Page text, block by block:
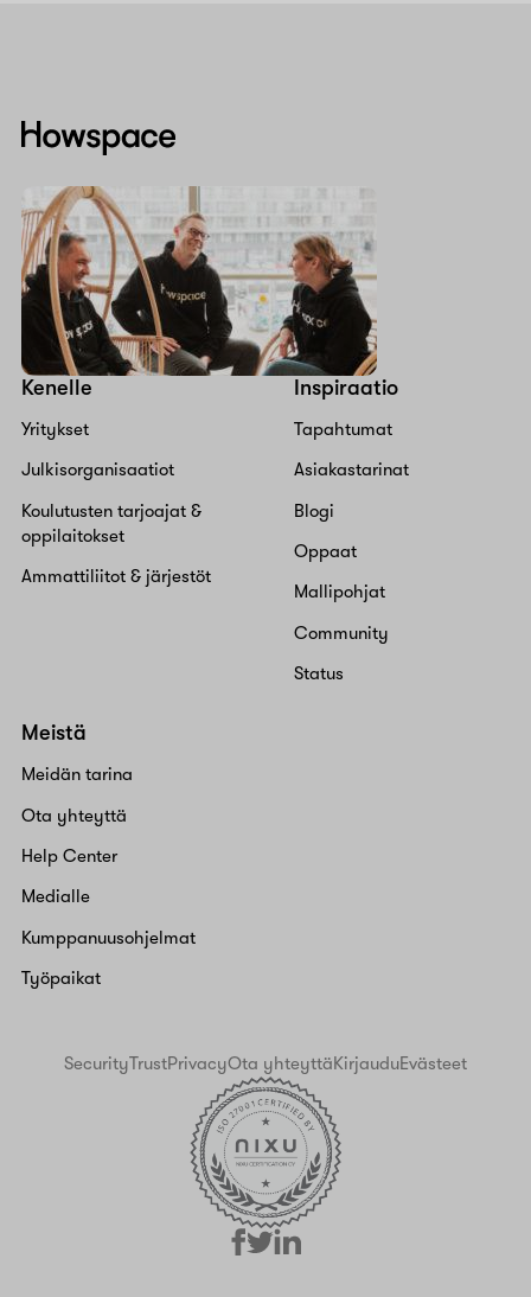
Howspace
Kenelle
Yritykset
Julkisorganisaatiot
Koulutusten tarjoajat &
oppilaitokset
Ammattiliitot & järjestöt
Inspiraatio
Tapahtumat
Asiakastarinat
Blogi
Oppaat
Mallipohjat
Community
Status
Meistä
Meidän tarina
Ota yhteyttä
Help Center
Medialle
Kumppanuusohjelmat
Työpaikat
SecurityTrustPrivacyOta yhteyttäKirjauduEvästeet
facebook
twitterlinkedin